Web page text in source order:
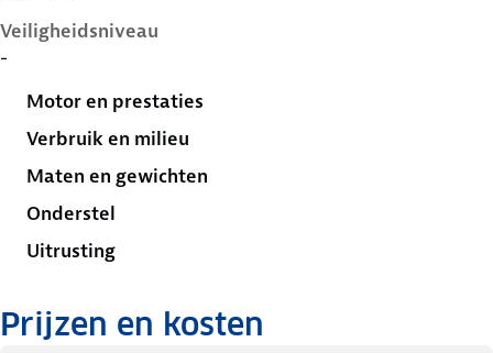
Veiligheidsniveau
-
Motor en prestaties
Verbruik en milieu
Maten en gewichten
Onderstel
Uitrusting
Prijzen en kosten